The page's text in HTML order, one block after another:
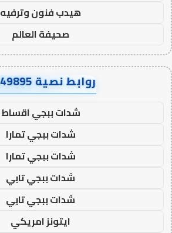
هيدب فنون وترفيه
صحيفة العالم
روابط نصية AA49895
شدات ببجي اقساط
شدات ببجي تمارا
شدات ببجي تمارا
شدات ببجي تابي
شدات ببجي تابي
ايتونز امريكي